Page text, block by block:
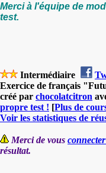
Merci à l'équipe de
test.
Intermédiaire
Exercice de français
créé par chocolatcitron
propre test ! [Plus de
Voir les statistiques de
Merci de vous
résultat.